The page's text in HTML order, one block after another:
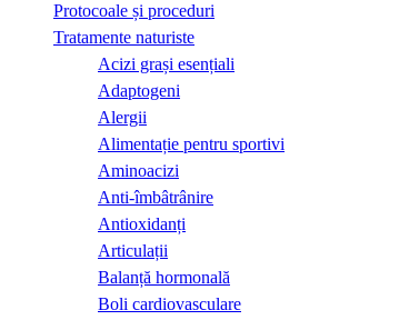
Protocoale și proceduri
Tratamente naturiste
Acizi grași esențiali
Adaptogeni
Alergii
Alimentație pentru sportivi
Aminoacizi
Anti-îmbâtrânire
Antioxidanți
Articulații
Balanță hormonală
Boli cardiovasculare